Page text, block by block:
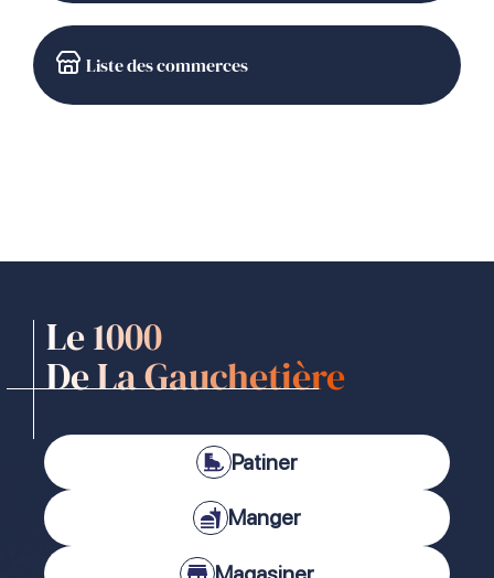
Liste des commerces
Le 1000
De La Gauchetière
Patiner
Manger